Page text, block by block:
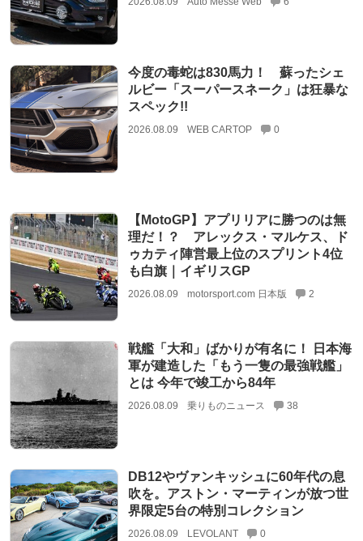
今度の毒蛇は830馬力！ 蘇ったシェ
ルビー「スーパースネーク」は狂暴な
スペック!!
2026.08.09 WEB CARTOP 0
【MotoGP】アプリリアに勝つのは無
理だ！？ アレックス・マルケス、ド
ゥカティ陣営最上位のスプリント4位
も白旗｜イギリスGP
2026.08.09 motorsport.com 日本版 2
戦艦「大和」ばかりが有名に！ 日本海
軍が建造した「もう一隻の最強戦艦」
とは 今年で竣工から84年
2026.08.09 乗りものニュース 38
DB12やヴァンキッシュに60年代の息
吹を。アストン・マーティンが放つ世
界限定5台の特別コレクション
2026.08.09 LEVOLANT 0